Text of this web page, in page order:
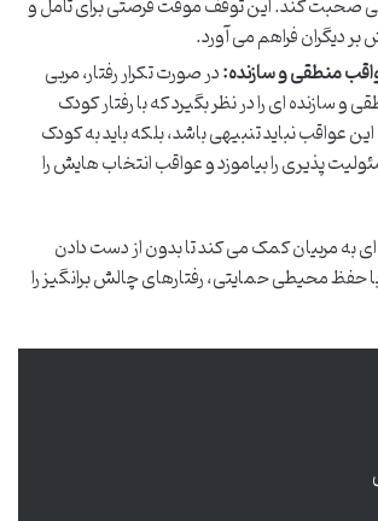
بر دیگران فراهم می آورد.
منطقی و سازنده:در صورت تکرار رفتار، مربی
و سازنده ای را در نظر بگیرد که با رفتار کودک
عواقب نباید تنبیهی باشد، بلکه باید به کودک
پذیری را بیاموزد و عواقب انتخاب هایش را
به مربیان کمک می کند تا بدون از دست دادن
حفظ محیطی حمایتی، رفتارهای چالش برانگیز را